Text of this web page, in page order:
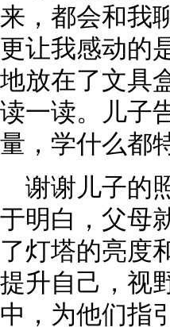
来，都会和我
更让我感动的
地放在了文具
读一读。儿子
量，学什么都
谢谢儿子的
于明白，父母
了灯塔的亮度
提升自己，视
中，为他们指